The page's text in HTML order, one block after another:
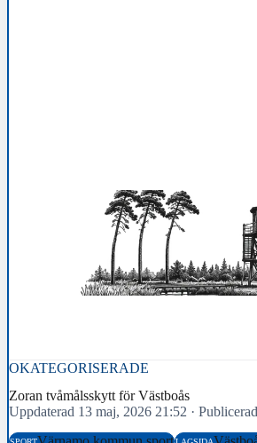
OKATEGORISERADE
Zoran tvåmålsskytt för Västboås
Uppdaterad 13 maj, 2026 21:52 ·